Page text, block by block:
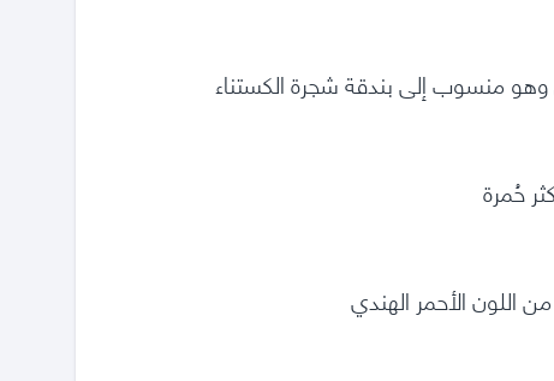
وهو منسوب إلى بندقة شجرة الكستناء
حُمرة
اللون الأحمر الهندي